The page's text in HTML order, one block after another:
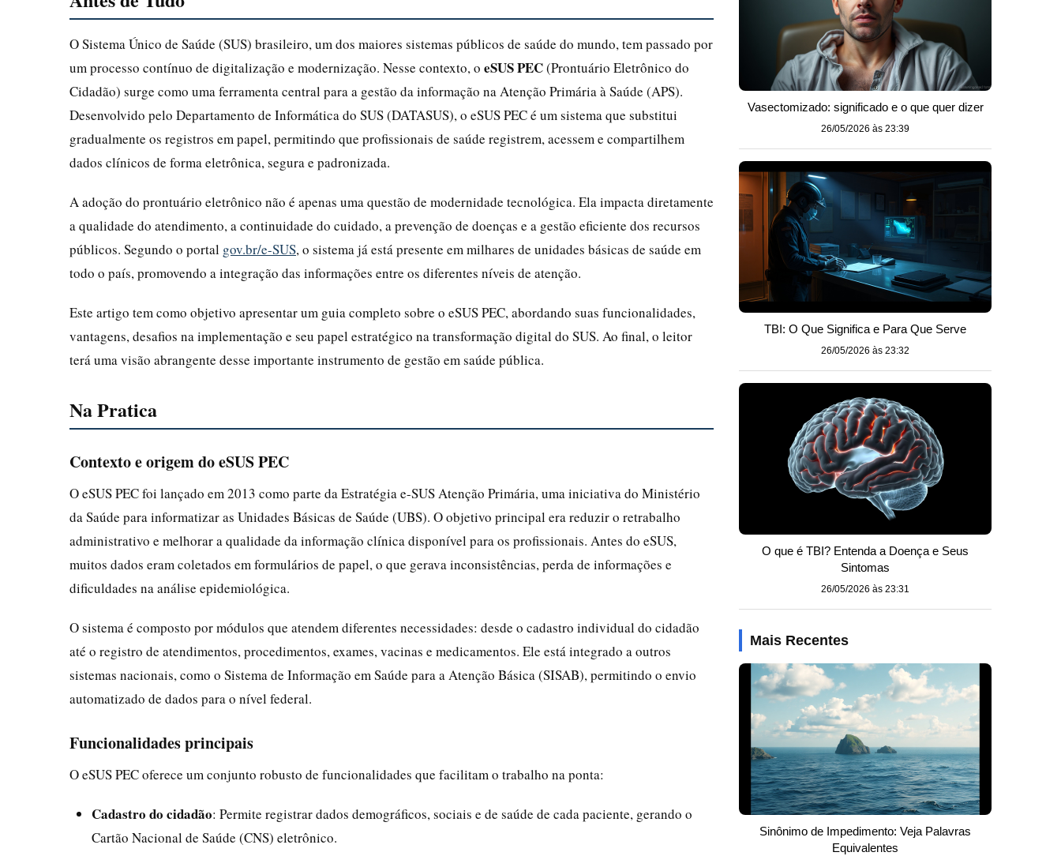
O Sistema Único de Saúde (SUS) brasileiro, um dos maiores sistemas públicos de saúde do mundo, tem passado por
um processo contínuo de digitalização e modernização. Nesse contexto, o eSUS PEC(Prontuário Eletrônico do
Cidadão) surge como uma ferramenta central para a gestão da informação na Atenção Primária à Saúde (APS).
Desenvolvido pelo Departamento de Informática do SUS (DATASUS), o eSUS PEC é um sistema que substitui
gradualmente os registros em papel, permitindo que profissionais de saúde registrem, acessem e compartilhem
dados clínicos de forma eletrônica, segura e padronizada.
A adoção do prontuário eletrônico não é apenas uma questão de modernidade tecnológica. Ela impacta diretamente
a qualidade do atendimento, a continuidade do cuidado, a prevenção de doenças e a gestão eficiente dos recursos
públicos. Segundo o portal gov.br/e-SUS, o sistema já está presente em milhares de unidades básicas de saúde em
todo o país, promovendo a integração das informações entre os diferentes níveis de atenção.
Este artigo tem como objetivo apresentar um guia completo sobre o eSUS PEC, abordando suas funcionalidades,
vantagens, desafios na implementação e seu papel estratégico na transformação digital do SUS. Ao final, o leitor
terá uma visão abrangente desse importante instrumento de gestão em saúde pública.
Na Pratica
Contexto e origem do eSUS PEC
O eSUS PEC foi lançado em 2013 como parte da Estratégia e-SUS Atenção Primária, uma iniciativa do Ministério
da Saúde para informatizar as Unidades Básicas de Saúde (UBS). O objetivo principal era reduzir o retrabalho
administrativo e melhorar a qualidade da informação clínica disponível para os profissionais. Antes do eSUS,
muitos dados eram coletados em formulários de papel, o que gerava inconsistências, perda de informações e
dificuldades na análise epidemiológica.
O sistema é composto por módulos que atendem diferentes necessidades: desde o cadastro individual do cidadão
até o registro de atendimentos, procedimentos, exames, vacinas e medicamentos. Ele está integrado a outros
sistemas nacionais, como o Sistema de Informação em Saúde para a Atenção Básica (SISAB), permitindo o envio
automatizado de dados para o nível federal.
Funcionalidades principais
O eSUS PEC oferece um conjunto robusto de funcionalidades que facilitam o trabalho na ponta:
Cadastro do cidadão: Permite registrar dados demográficos, sociais e de saúde de cada paciente, gerando o
Cartão Nacional de Saúde (CNS) eletrônico.
Vasectomizado: significado e o que quer dizer
26/05/2026 às 23:39
TBI: O Que Significa e Para Que Serve
26/05/2026 às 23:32
O que é TBI? Entenda a Doença e Seus
Sintomas
26/05/2026 às 23:31
Mais Recentes
Sinônimo de Impedimento: Veja Palavras
Equivalentes